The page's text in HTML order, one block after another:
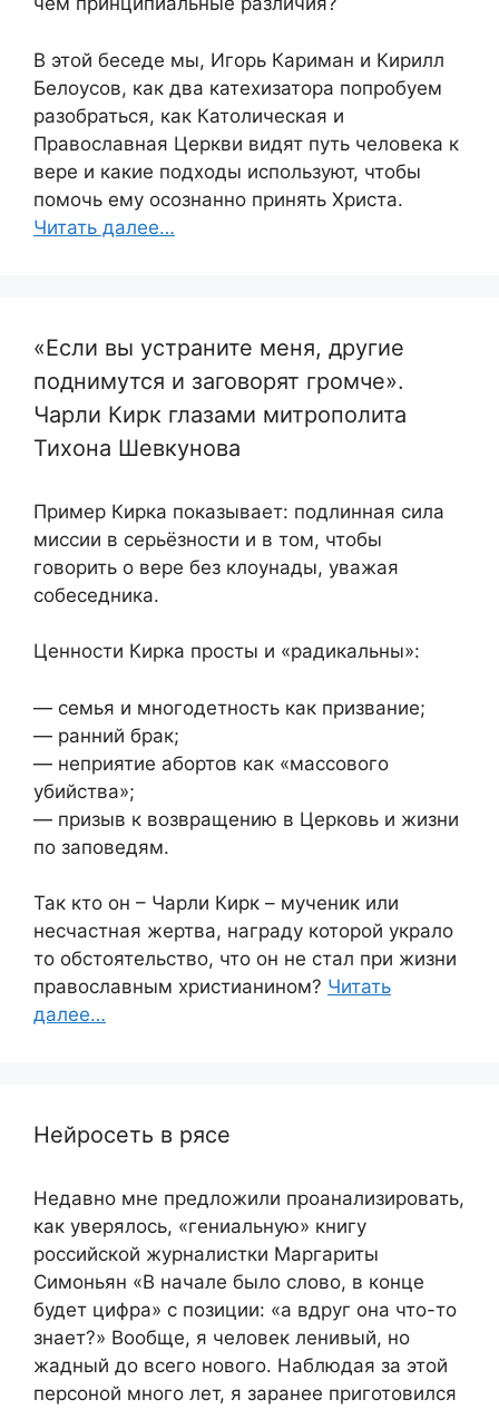
В этой беседе мы, Игорь Кариман и Кирилл
Белоусов, как два катехизатора попробуем
разобраться, как Католическая и
Православная Церкви видят путь человека к
вере и какие подходы используют, чтобы
помочь ему осознанно принять Христа.
Читать далее…
«Если вы устраните меня, другие
поднимутся и заговорят громче».
Чарли Кирк глазами митрополита
Тихона Шевкунова
Пример Кирка показывает: подлинная сила
миссии в серьёзности и в том, чтобы
говорить о вере без клоунады, уважая
собеседника.
Ценности Кирка просты и «радикальны»:
— семья и многодетность как призвание;
— ранний брак;
— неприятие абортов как «массового
убийства»;
— призыв к возвращению в Церковь и жизни
по заповедям.
Так кто он – Чарли Кирк – мученик или
несчастная жертва, награду которой украло
то обстоятельство, что он не стал при жизни
православным христианином? Читать
далее…
Нейросеть в рясе
Недавно мне предложили проанализировать,
как уверялось, «гениальную» книгу
российской журналистки Маргариты
Симоньян «В начале было слово, в конце
будет цифра» с позиции: «а вдруг она что-то
знает?» Вообще, я человек ленивый, но
жадный до всего нового. Наблюдая за этой
персоной много лет, я заранее приготовился